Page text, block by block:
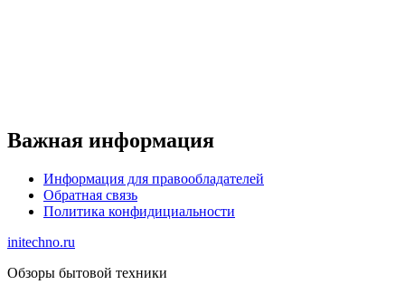
Важная информация
Информация для правообладателей
Обратная связь
Политика конфидициальности
initechno.ru
Обзоры бытовой техники